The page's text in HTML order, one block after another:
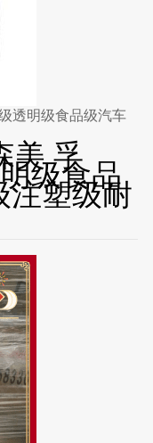
透明级食品级汽车
美 孚
级食品
注塑级耐